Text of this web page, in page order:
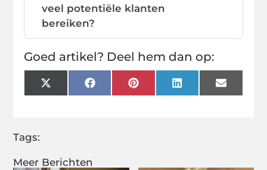
Meer Berichten
veel potentiële klanten
bereiken?
Goed artikel? Deel hem dan op:
X
(Twitter)
FacebookPinterestLinkedInEmail
Tags: